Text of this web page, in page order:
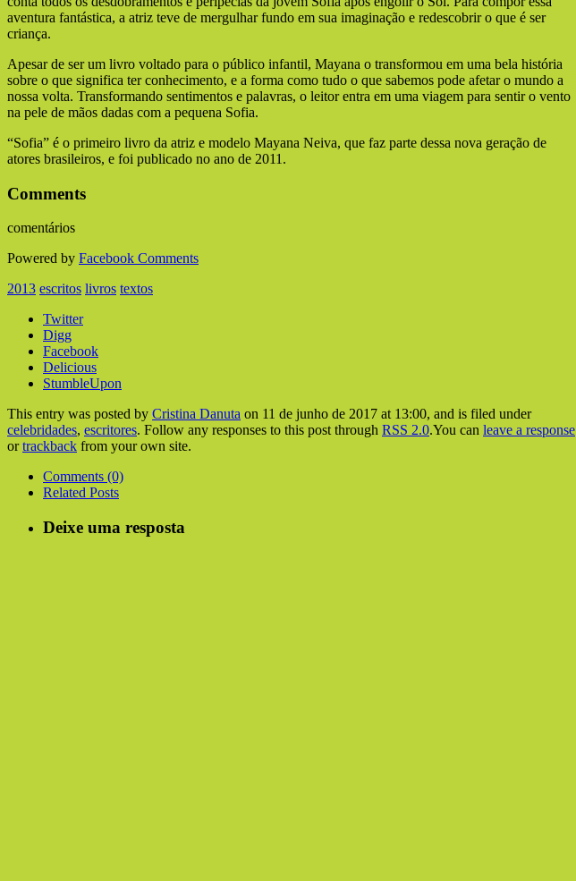
aventura fantástica, a atriz teve de mergulhar fundo em sua imaginação e redescobrir o que é ser
criança.
Apesar de ser um livro voltado para o público infantil, Mayana o transformou em uma bela história
sobre o que significa ter conhecimento, e a forma como tudo o que sabemos pode afetar o mundo a
nossa volta. Transformando sentimentos e palavras, o leitor entra em uma viagem para sentir o vento
na pele de mãos dadas com a pequena Sofia.
“Sofia” é o primeiro livro da atriz e modelo Mayana Neiva, que faz parte dessa nova geração de
atores brasileiros, e foi publicado no ano de 2011.
Comments
comentários
Powered by Facebook Comments
2013 escritos livros textos
Twitter
Digg
Facebook
Delicious
StumbleUpon
This entry was posted by Cristina Danuta on 11 de junho de 2017 at 13:00, and is filed under
celebridades, escritores. Follow any responses to this post through RSS 2.0.You can leave a response
ortrackback from your own site.
Comments (0)
Related Posts
Deixe uma resposta